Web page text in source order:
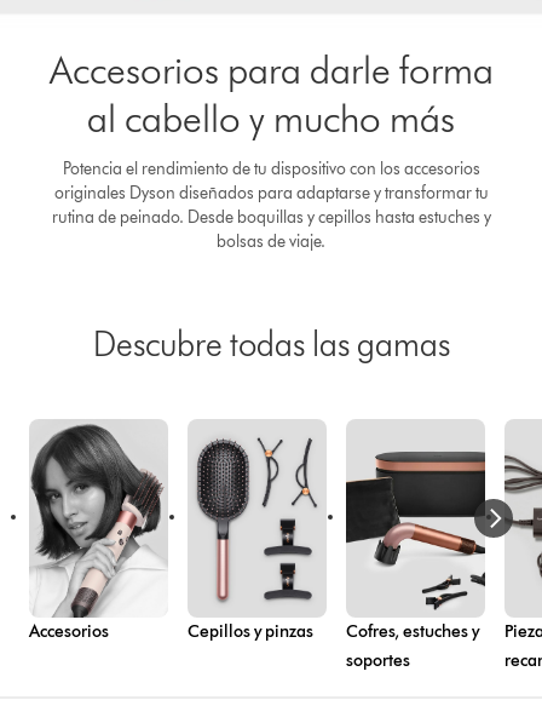
Accesorios para darle forma
al cabello y mucho más
Potencia el rendimiento de tu dispositivo con los accesorios
originales Dyson diseñados para adaptarse y transformar tu
rutina de peinado. Desde boquillas y cepillos hasta estuches y
bolsas de viaje.
Descubre todas las gamas
Accesorios Cepillos y pinzas
Cofres, estuches y
soportes